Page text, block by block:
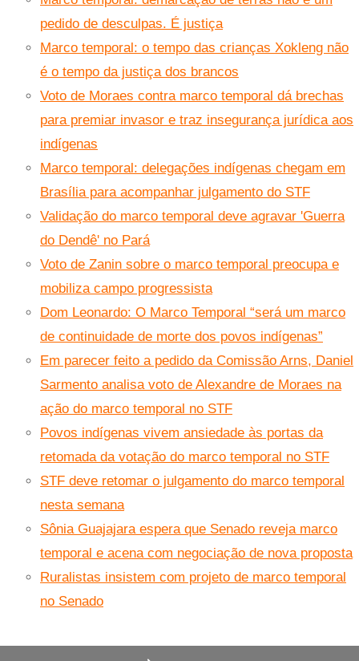
pedido de desculpas. É justiça
Marco temporal: o tempo das crianças Xokleng não
é o tempo da justiça dos brancos
Voto de Moraes contra marco temporal dá brechas
para premiar invasor e traz insegurança jurídica aos
indígenas
Marco temporal: delegações indígenas chegam em
Brasília para acompanhar julgamento do STF
Validação do marco temporal deve agravar 'Guerra
do Dendê' no Pará
Voto de Zanin sobre o marco temporal preocupa e
mobiliza campo progressista
Dom Leonardo: O Marco Temporal “será um marco
de continuidade de morte dos povos indígenas”
Em parecer feito a pedido da Comissão Arns, Daniel
Sarmento analisa voto de Alexandre de Moraes na
ação do marco temporal no STF
Povos indígenas vivem ansiedade às portas da
retomada da votação do marco temporal no STF
STF deve retomar o julgamento do marco temporal
nesta semana
Sônia Guajajara espera que Senado reveja marco
temporal e acena com negociação de nova proposta
Ruralistas insistem com projeto de marco temporal
no Senado